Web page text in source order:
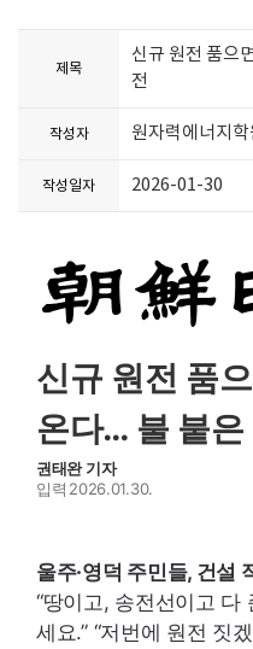
제목
신규 원전 품으
전
작성자 원자력에너지학
작성일자 2026-01-30
신규 원전 품
온다… 불 붙은
권태완 기자
입력 2026.01.30.
울주·영덕 주민들, 건설
“땅이고, 송전선이고 다
세요.” “저번에 원전 짓